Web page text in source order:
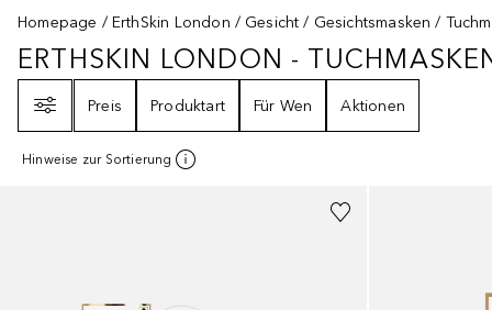
Homepage
ErthSkin London Gesicht Gesichtsmasken
ERTHSKIN LONDON -
ERTHSKIN LONDON -
Preis
Produktart Für Wen Aktionen
Hinweise zur Sortierung